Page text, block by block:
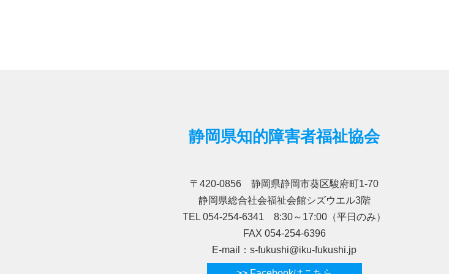
静岡県知的障害者福祉協会
〒420-0856 静岡県静岡市葵区駿府町1-70
静岡県総合社会福祉会館シズウエル3階
TEL 054-254-6341 8:30～17:00（平日のみ）
FAX 054-254-6396
E-mail：s-fukushi@iku-fukushi.jp